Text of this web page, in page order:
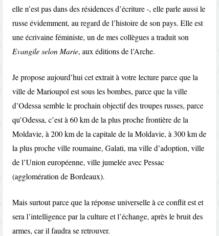
elle n’est pas dans des résidences d’écriture -, elle parle aussi le
russe évidemment, au regard de l’histoire de son pays. Elle est
une écrivaine féministe, un de mes collègues a traduit son
Evangile selon Marie, aux éditions de l’Arche.
Je propose aujourd’hui cet extrait à votre lecture parce que la
ville de Marioupol est sous les bombes, parce que la ville
d’Odessa semble le prochain objectif des troupes russes, parce
qu’Odessa, c’est à 60 km de la plus proche frontière de la
Moldavie, à 200 km de la capitale de la Moldavie, à 300 km de
la plus proche ville roumaine, Galati, ma ville d’adoption, ville
de l’Union européenne, ville jumelée avec Pessac
(agglomération de Bordeaux).
Mais surtout parce que la réponse universelle à ce conflit est et
sera l’intelligence par la culture et l’échange, après le bruit des
armes, car il faudra se retrouver.